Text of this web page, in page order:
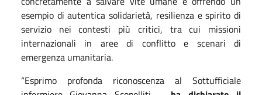
esempio di autentica solidarietà, resilienza e spirito di
servizio nei contesti più critici, tra cui missioni
internazionali in aree di conflitto e scenari di
emergenza umanitaria.
“Esprimo profonda riconoscenza al Sottufficiale